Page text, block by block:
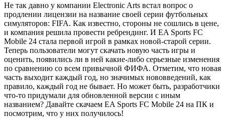
Не так давно у компании Electronic Arts встал вопрос о
продлении лицензии на название своей серии футбольных
симуляторов: FIFA. Как известно, стороны не сошлись в цене,
и компания решила провести ребрендинг. И EA Sports FC
Mobile 24 стала первой игрой в рамках новой-старой серии.
Теперь пользователи могут скачать новую часть игры и
оценить, появились ли в ней какие-либо серьезные изменения
по сравнению со всем привычной ФИФА. Отметим, что новая
часть выходит каждый год, но значимых нововведений, как
правило, каждый год не бывает. Но может быть, разработчики
что-то придумали для обновленной версии с иным
названием? Давайте скачаем EA Sports FC Mobile 24 на ПК и
посмотрим, что у них получилось!